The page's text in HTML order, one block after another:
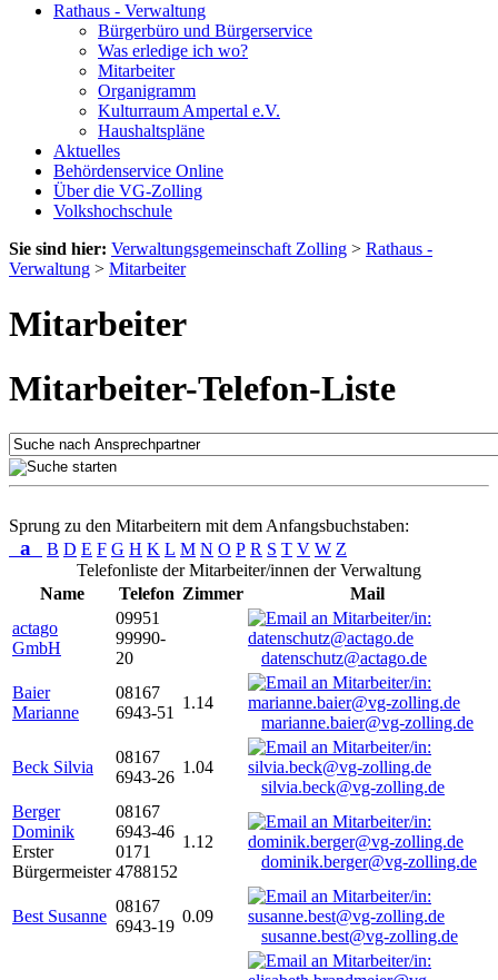
Rathaus - Verwaltung
Bürgerbüro und Bürgerservice
Was erledige ich wo?
Mitarbeiter
Organigramm
Kulturraum Ampertal e.V.
Haushaltspläne
Aktuelles
Behördenservice Online
Über die VG-Zolling
Volkshochschule
Sie sind hier: Verwaltungsgemeinschaft Zolling > Rathaus -
Verwaltung > Mitarbeiter
Mitarbeiter
Mitarbeiter-Telefon-Liste
Sprung zu den Mitarbeitern mit dem Anfangsbuchstaben:
a B D E F G H K L M N O P R S T V W Z
Telefonliste der Mitarbeiter/innen der Verwaltung
Name
Telefon Zimmer
Mail
actago
GmbH
09951
99990-
20
datenschutz@actago.de
Baier
Marianne
08167
6943-51
1.14
marianne.baier@vg-zolling.de
Beck Silvia
08167
6943-26
1.04
silvia.beck@vg-zolling.de
Berger
Dominik
Erster
Bürgermeister
08167
6943-46
0171
4788152
1.12
dominik.berger@vg-zolling.de
Best Susanne
08167
6943-19
0.09
susanne.best@vg-zolling.de